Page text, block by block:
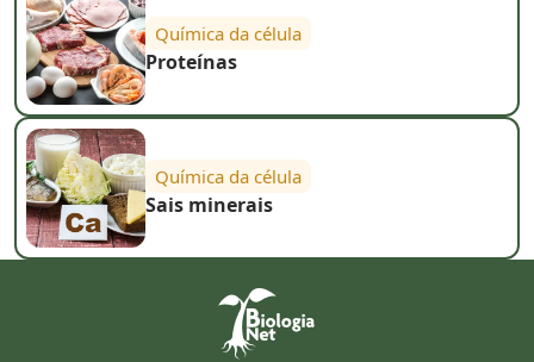
Química da célula
Proteínas
Química da célula
Sais minerais